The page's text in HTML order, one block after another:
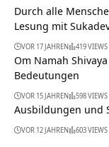
Durch alle
Lesung mit
VOR 17 JAHREN 419 VIEWS
Om Namah
Bedeutungen
VOR 15 JAHREN 598 VIEWS
Ausbildungen und
VOR 12 JAHREN 603 VIEWS